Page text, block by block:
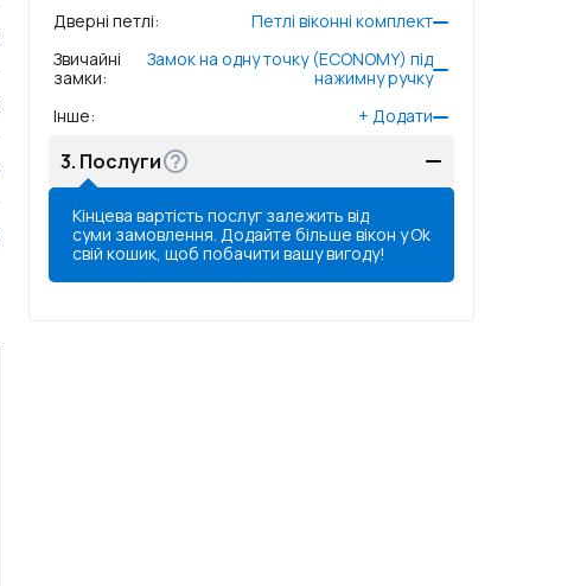
Дверні петлі:
Петлі віконні комплект
Звичайні
замки:
Замок на одну точку (ECONOMY) під
нажимну ручку
Інше: + Додати
3. Послуги
Кінцева вартість послуг залежить від
суми замовлення. Додайте більше вікон у
свій кошик, щоб побачити вашу вигоду!
Ok